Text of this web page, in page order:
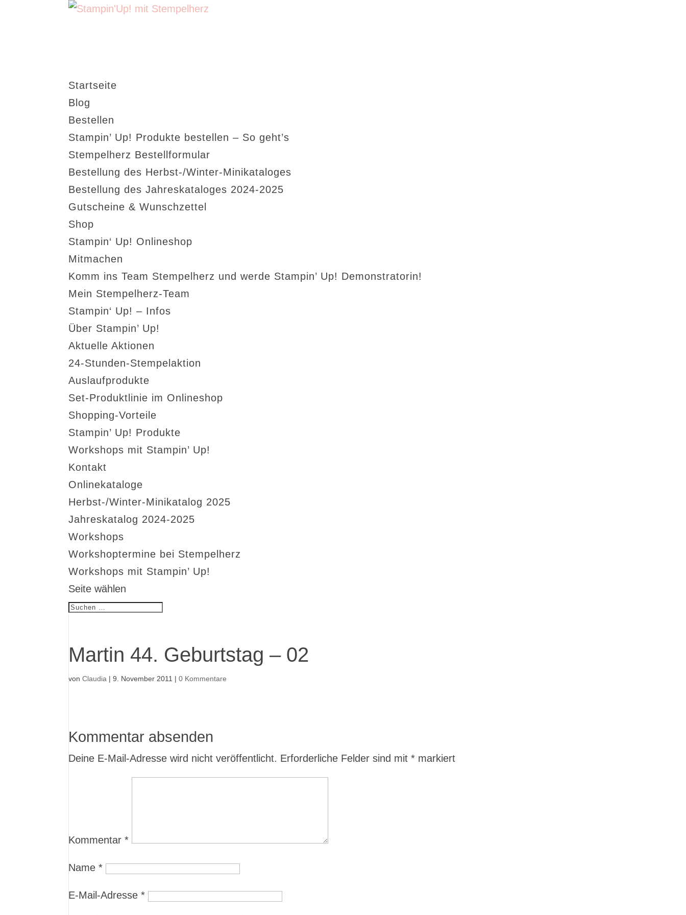
Startseite
Blog
Bestellen
Stampin’ Up! Produkte bestellen – So geht’s
Stempelherz Bestellformular
Bestellung des Herbst-/Winter-Minikataloges
Bestellung des Jahreskataloges 2024-2025
Gutscheine & Wunschzettel
Shop
Stampin‘ Up! Onlineshop
Mitmachen
Komm ins Team Stempelherz und werde Stampin’ Up! Demonstratorin!
Mein Stempelherz-Team
Stampin‘ Up! – Infos
Über Stampin’ Up!
Aktuelle Aktionen
24-Stunden-Stempelaktion
Auslaufprodukte
Set-Produktlinie im Onlineshop
Shopping-Vorteile
Stampin’ Up! Produkte
Workshops mit Stampin’ Up!
Kontakt
Onlinekataloge
Herbst-/Winter-Minikatalog 2025
Jahreskatalog 2024-2025
Workshops
Workshoptermine bei Stempelherz
Workshops mit Stampin’ Up!
Seite wählen
Martin 44. Geburtstag – 02
vonClaudia |9. November 2011 |0 Kommentare
Kommentar absenden
Deine E-Mail-Adresse wird nicht veröffentlicht. Erforderliche Felder sind mit* markiert
Kommentar*
Name*
E-Mail-Adresse*